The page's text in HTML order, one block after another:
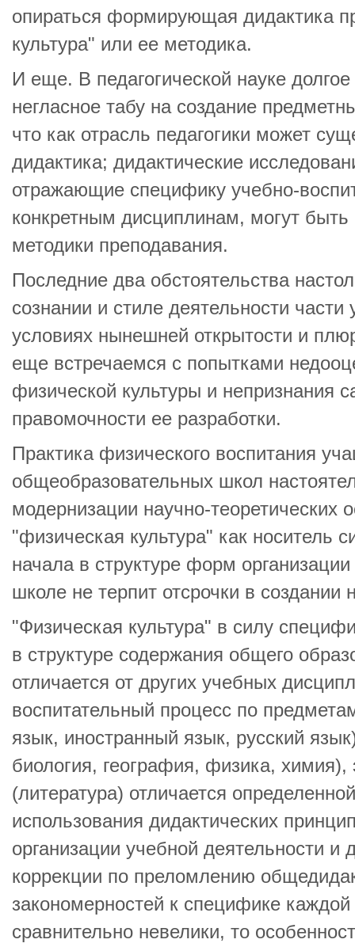
опираться формирующая дидактика
культура" или ее методика.
И еще. В педагогической науке
негласное табу на создание
что как отрасль педагогики может
дидактика; дидактические
отражающие специфику учебно-
конкретным дисциплинам, могут
методики преподавания.
Последние два обстоятельства
сознании и стиле деятельности
условиях нынешней открытости и
еще встречаемся с попытками
физической культуры и непризнания
правомочности ее разработки.
Практика физического воспитания
общеобразовательных школ
модернизации научно-теоретических
"физическая культура" как носитель
начала в структуре форм
школе не терпит отсрочки в создании
"Физическая культура" в силу
в структуре содержания общего
отличается от других учебных
воспитательный процесс по
язык, иностранный язык, русский
биология, география, физика, химия),
(литература) отличается
использования дидактических
организации учебной деятельности и
коррекции по преломлению
закономерностей к специфике каждой
сравнительно невелики, то